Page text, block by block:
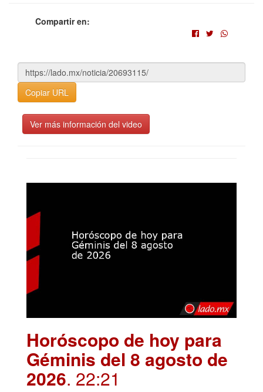
Compartir en:
Copiar URL
Ver más información del video
Horóscopo de hoy para
Géminis del 8 agosto de
2026. 22:21